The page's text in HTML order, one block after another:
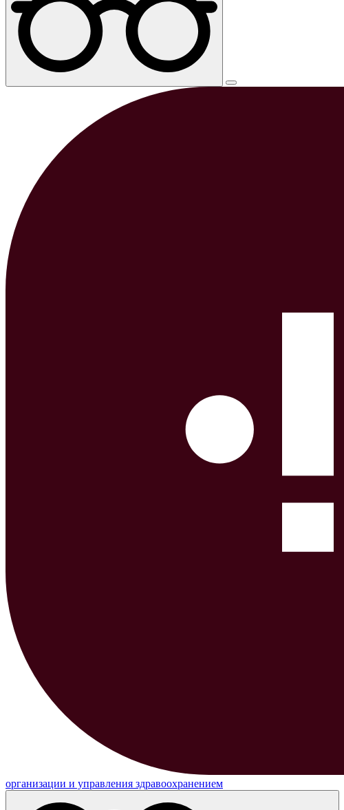
организации и управления здравоохранением